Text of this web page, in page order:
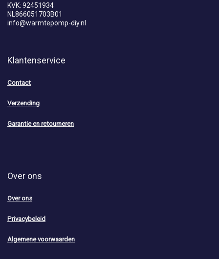
KVK: 92451934
NL866051703B01
info@warmtepomp-diy.nl
Klantenservice
Contact
Verzending
Garantie en retourneren
Over ons
Over ons
Privacybeleid
Algemene voorwaarden